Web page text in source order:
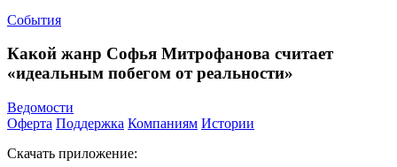
События
Какой жанр Софья Митрофанова считает
«идеальным побегом от реальности»
Ведомости
Оферта Поддержка Компаниям Истории
Скачать приложение: